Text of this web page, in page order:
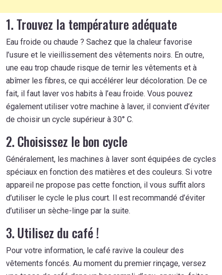
1. Trouvez la température adéquate
Eau froide ou chaude ? Sachez que la chaleur favorise
l’usure et le vieillissement des vêtements noirs. En outre,
une eau trop chaude risque de ternir les vêtements et à
abîmer les fibres, ce qui accélérer leur décoloration. De ce
fait, il faut laver vos habits à l’eau froide. Vous pouvez
également utiliser votre machine à laver, il convient d’éviter
de choisir un cycle supérieur à 30° C.
2. Choisissez le bon cycle
Généralement, les machines à laver sont équipées de cycles
spéciaux en fonction des matières et des couleurs. Si votre
appareil ne propose pas cette fonction, il vous suffit alors
d’utiliser le cycle le plus court. Il est recommandé d’éviter
d’utiliser un sèche-linge par la suite.
3. Utilisez du café !
Pour votre information, le café ravive la couleur des
vêtements foncés. Au moment du premier rinçage, versez